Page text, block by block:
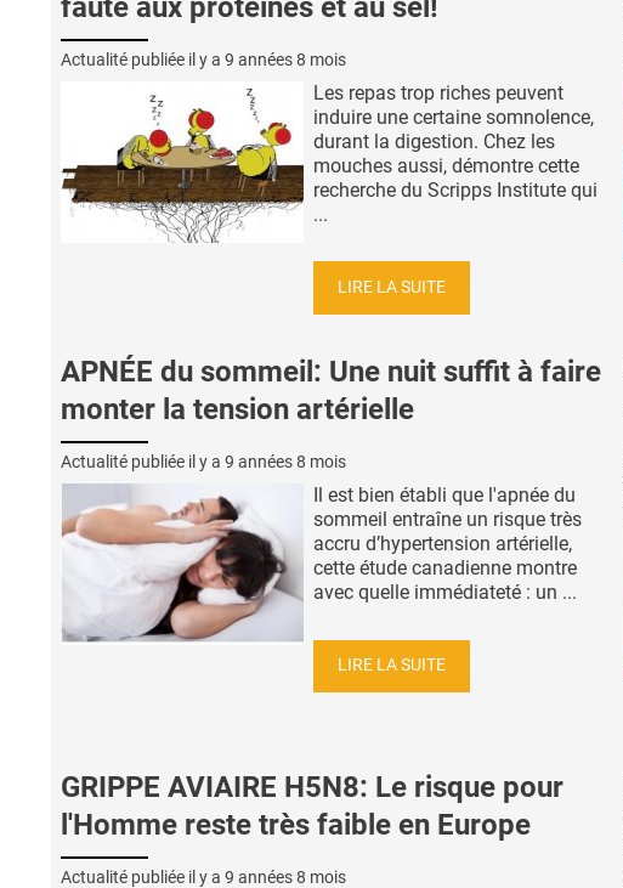
faute aux protéines et au sel!
Actualité publiée il y a 9 années 8 mois
Les repas trop riches peuvent
induire une certaine somnolence,
durant la digestion. Chez les
mouches aussi, démontre cette
recherche du Scripps Institute qui
...
LIRE LA SUITE
APNÉE du sommeil: Une nuit suffit à faire
monter la tension artérielle
Actualité publiée il y a 9 années 8 mois
Il est bien établi que l'apnée du
sommeil entraîne un risque très
accru d’hypertension artérielle,
cette étude canadienne montre
avec quelle immédiateté : un ...
LIRE LA SUITE
GRIPPE AVIAIRE H5N8: Le risque pour
l'Homme reste très faible en Europe
Actualité publiée il y a 9 années 8 mois